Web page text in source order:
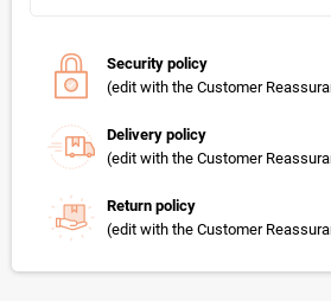
Security policy
(edit with the Customer
Delivery policy
(edit with the Customer
Return policy
(edit with the Customer